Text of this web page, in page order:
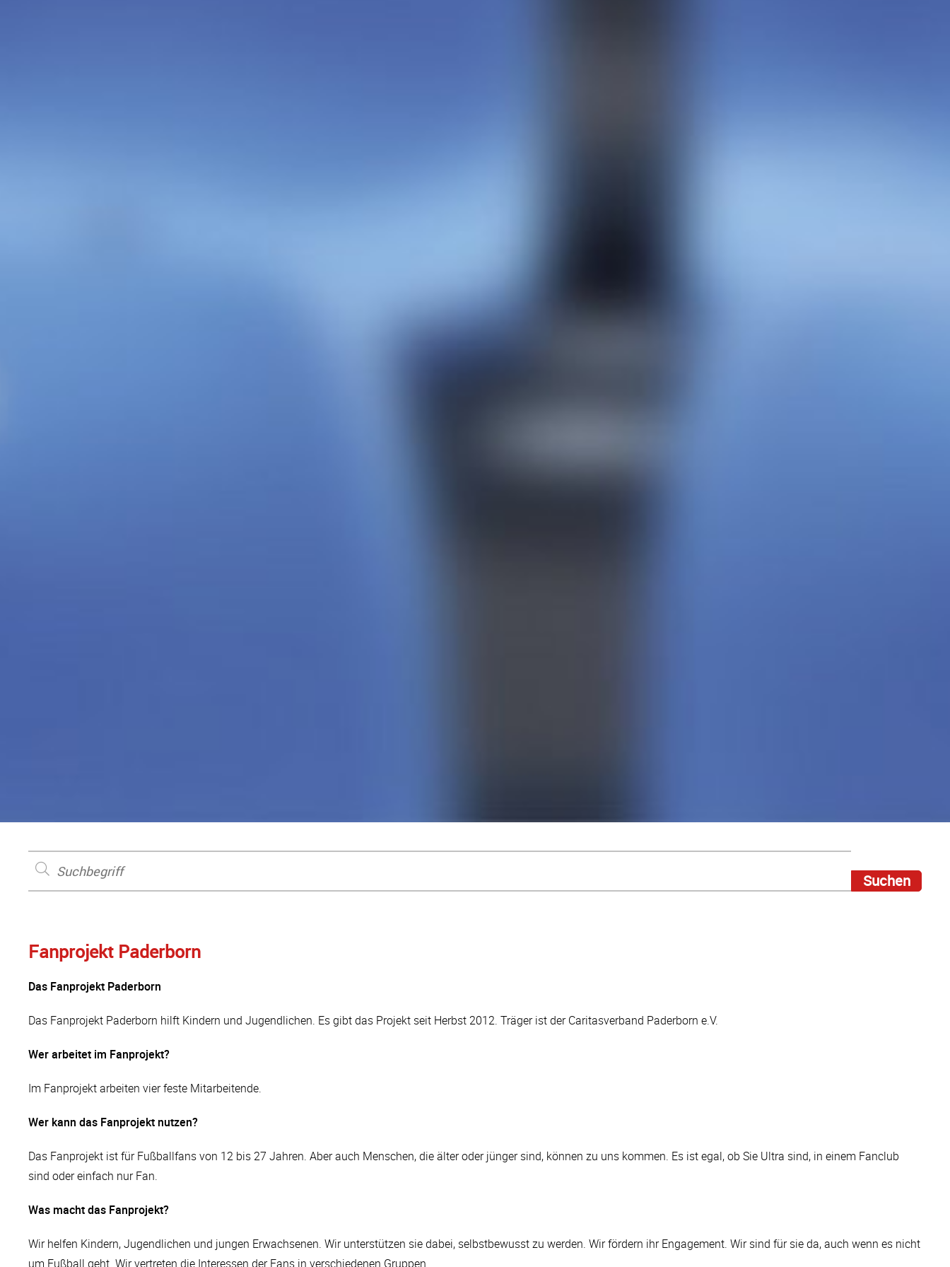
Fanprojekt Paderborn
Das Fanprojekt Paderborn
Das Fanprojekt Paderborn hilft Kindern und Jugendlichen. Es gibt das Projekt seit Herbst 2012. Träger ist der Caritasverband Paderborn e.V.
Wer arbeitet im Fanprojekt?
Im Fanprojekt arbeiten vier feste Mitarbeitende.
Wer kann das Fanprojekt nutzen?
Das Fanprojekt ist für Fußballfans von 12 bis 27 Jahren. Aber auch Menschen, die älter oder jünger sind, können zu uns kommen. Es ist egal, ob Sie Ultra sind, in einem Fanclub
sind oder einfach nur Fan.
Was macht das Fanprojekt?
Wir helfen Kindern, Jugendlichen und jungen Erwachsenen. Wir unterstützen sie dabei, selbstbewusst zu werden. Wir fördern ihr Engagement. Wir sind für sie da, auch wenn es nicht
um Fußball geht. Wir vertreten die Interessen der Fans in verschiedenen Gruppen.